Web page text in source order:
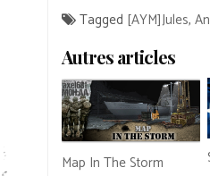
Tagged [AYM]Jules,
Autres articles
Map In The Storm